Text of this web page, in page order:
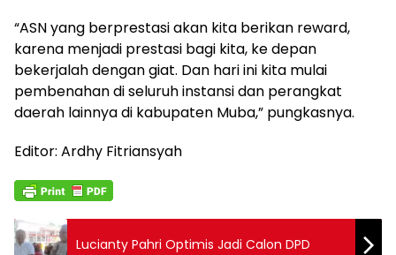
“ASN yang berprestasi akan kita berikan reward,
karena menjadi prestasi bagi kita, ke depan
bekerjalah dengan giat. Dan hari ini kita mulai
pembenahan di seluruh instansi dan perangkat
daerah lainnya di kabupaten Muba,” pungkasnya.
Editor: Ardhy Fitriansyah
Lucianty Pahri Optimis Jadi Calon DPD